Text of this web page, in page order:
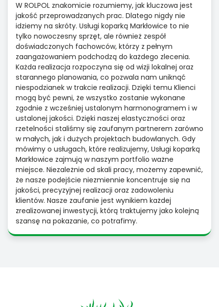
W ROLPOL znakomicie rozumiemy, jak kluczowa jest
jakość przeprowadzanych prac. Dlatego nigdy nie
idziemy na skróty. Usługi koparką Markłowice to nie
tylko nowoczesny sprzęt, ale również zespół
doświadczonych fachowców, którzy z pełnym
zaangażowaniem podchodzą do każdego zlecenia.
Każda realizacja rozpoczyna się od wizji lokalnej oraz
starannego planowania, co pozwala nam uniknąć
niespodzianek w trakcie realizacji. Dzięki temu Klienci
mogą być pewni, że wszystko zostanie wykonane
zgodnie z wcześniej ustalonym harmonogramem i w
ustalonej jakości. Dzięki naszej elastyczności oraz
rzetelności staliśmy się zaufanym partnerem zarówno
w małych, jak i dużych projektach budowlanych. Gdy
mówimy o usługach, które realizujemy, Usługi koparką
Markłowice zajmują w naszym portfolio ważne
miejsce. Niezależnie od skali pracy, możemy zapewnić,
że nasze podejście niezmiennie koncentruje się na
jakości, precyzyjnej realizacji oraz zadowoleniu
klientów. Nasze zaufanie jest wynikiem każdej
zrealizowanej inwestycji, którą traktujemy jako kolejną
szansę na pokazanie, co potrafimy.